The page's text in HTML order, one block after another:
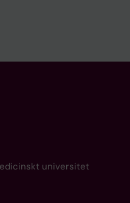
universitet